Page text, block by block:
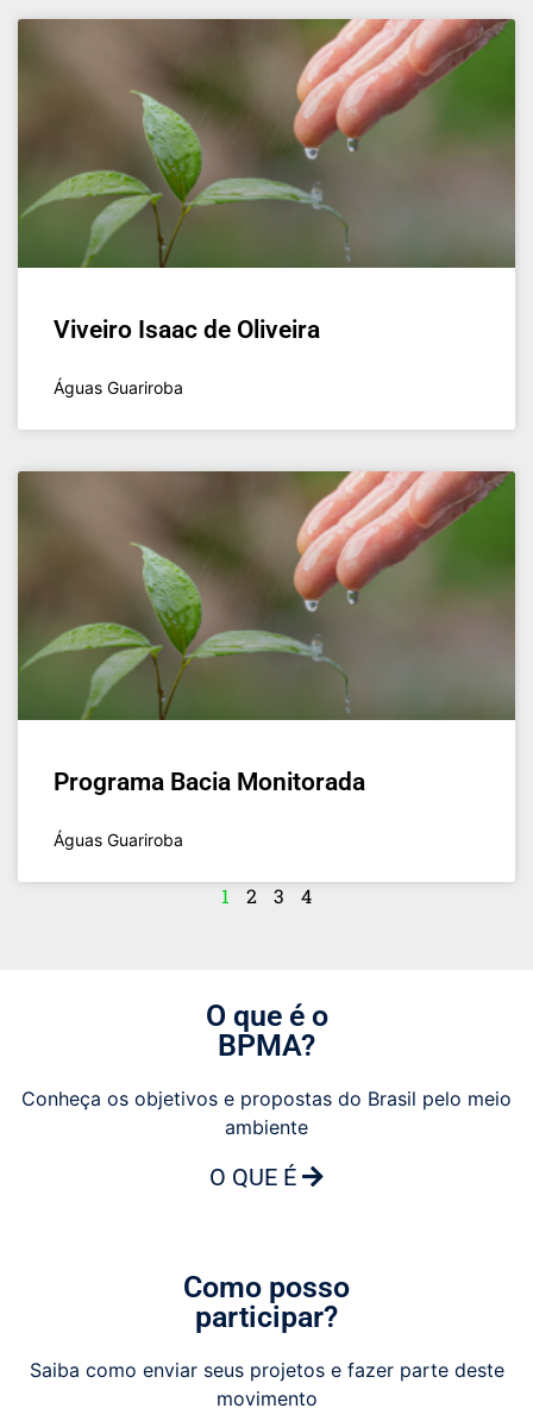
Viveiro Isaac de Oliveira
Águas Guariroba
Programa Bacia Monitorada
Águas Guariroba
1 2 3 4
O que é o
BPMA?
Conheça os objetivos e propostas do Brasil pelo meio
ambiente
O QUE É
Como posso
participar?
Saiba como enviar seus projetos e fazer parte deste
movimento